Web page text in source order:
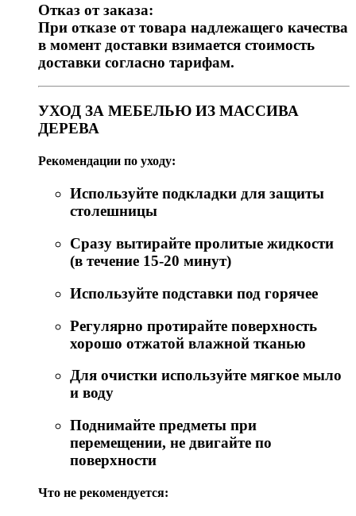
Отказ от заказа:
При отказе от товара надлежащего качества
в момент доставки взимается стоимость
доставки согласно тарифам.
УХОД ЗА МЕБЕЛЬЮ ИЗ МАССИВА
ДЕРЕВА
Рекомендации по уходу:
Используйте подкладки для защиты
столешницы
Сразу вытирайте пролитые жидкости
(в течение 15-20 минут)
Используйте подставки под горячее
Регулярно протирайте поверхность
хорошо отжатой влажной тканью
Для очистки используйте мягкое мыло
и воду
Поднимайте предметы при
перемещении, не двигайте по
поверхности
Что не рекомендуется: